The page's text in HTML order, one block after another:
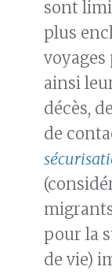
sont
plus
ainsi
décès,
de
pour la
de vie)